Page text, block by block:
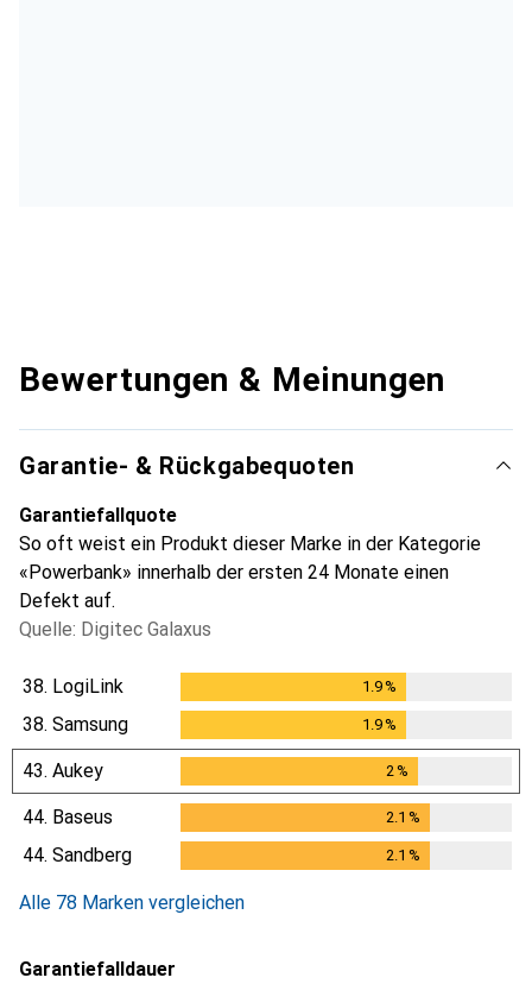
Bewertungen & Meinungen
Garantie- & Rückgabequoten
Garantiefallquote
So oft weist ein Produkt dieser Marke in der Kategorie
«Powerbank» innerhalb der ersten 24 Monate einen
Defekt auf.
Quelle: Digitec Galaxus
38. LogiLink 1.9%
38. Samsung 1.9%
43. Aukey 2 %
44. Baseus 2.1 %
44. Sandberg 2.1 %
Alle 78 Marken vergleichen
Garantiefalldauer